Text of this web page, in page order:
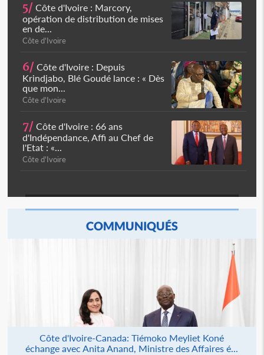
5/ Côte d'Ivoire : Marcory,
opération de distribution de mises
en de...
Côte d'Ivoire
6/ Côte d'Ivoire : Depuis
Krindjabo, Blé Goudé lance : « Dès
que mon...
Côte d'Ivoire
7/ Côte d'Ivoire : 66 ans
d'Indépendance, Affi au Chef de
l'Etat : «...
Côte d'Ivoire
COMMUNIQUÉS
Côte d'Ivoire-Canada: Tiémoko Meyliet Koné
échange avec Anita Anand, Ministre des Affaires é...